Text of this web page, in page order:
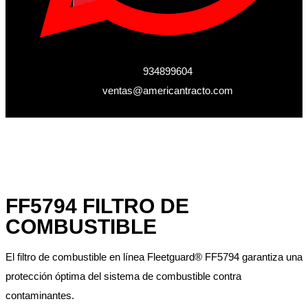
X
934899604
ventas@americantracto.com
FF5794 FILTRO DE
COMBUSTIBLE
El filtro de combustible en línea Fleetguard® FF5794 garantiza una
protección óptima del sistema de combustible contra
contaminantes.